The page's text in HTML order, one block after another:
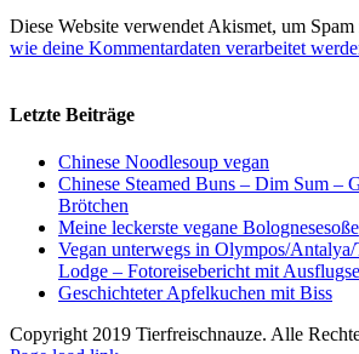
Diese Website verwendet Akismet, um Spam
wie deine Kommentardaten verarbeitet
Letzte Beiträge
Chinese Noodlesoup vegan
Chinese Steamed Buns – Dim Sum –
Brötchen
Meine leckerste vegane Bolognesesoße
Vegan unterwegs in Olympos/
Lodge – Fotoreisebericht mit
Geschichteter Apfelkuchen mit Biss
Copyright 2019 Tierfreischnauze. Alle